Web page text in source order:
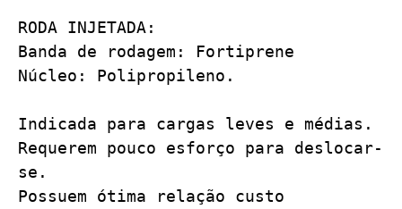
RODA INJETADA:
Banda de rodagem: Fortiprene
Núcleo: Polipropileno.
Indicada para cargas leves e médias.
Requerem pouco esforço para deslocar-
se.
Possuem ótima relação custo